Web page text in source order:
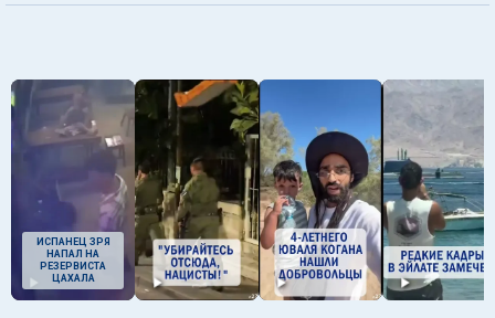
ИСПАНЕЦ ЗРЯ
НАПАЛ НА
РЕЗЕРВИСТА
ЦАХАЛА